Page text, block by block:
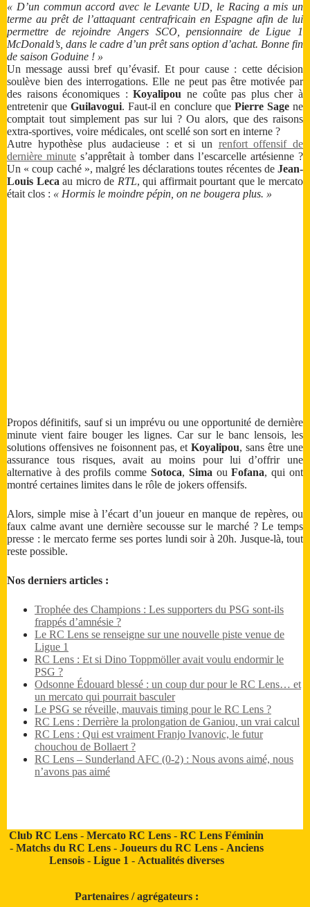
« D’un commun accord avec le Levante UD, le Racing a mis un
terme au prêt de l’attaquant centrafricain en Espagne afin de lui
permettre de rejoindre Angers SCO, pensionnaire de Ligue 1
McDonald’s, dans le cadre d’un prêt sans option d’achat. Bonne fin
de saison Goduine ! »
Un message aussi bref qu’évasif. Et pour cause : cette décision
soulève bien des interrogations. Elle ne peut pas être motivée par
des raisons économiques :Koyalipou ne coûte pas plus cher à
entretenir queGuilavogui. Faut-il en conclure que Pierre Sagene
comptait tout simplement pas sur lui ? Ou alors, que des raisons
extra-sportives, voire médicales, ont scellé son sort en interne ?
Autre hypothèse plus audacieuse : et si un renfort offensif de
dernière minute s’apprêtait à tomber dans l’escarcelle artésienne ?
Un « coup caché », malgré les déclarations toutes récentes de Jean-
Louis Leca au micro de RTL, qui affirmait pourtant que le mercato
était clos : « Hormis le moindre pépin, on ne bougera plus. »
Propos définitifs, sauf si un imprévu ou une opportunité de dernière
minute vient faire bouger les lignes. Car sur le banc lensois, les
solutions offensives ne foisonnent pas, etKoyalipou, sans être une
assurance tous risques, avait au moins pour lui d’offrir une
alternative à des profils comme Sotoca, Sima ouFofana, qui ont
montré certaines limites dans le rôle de jokers offensifs.
Alors, simple mise à l’écart d’un joueur en manque de repères, ou
faux calme avant une dernière secousse sur le marché ? Le temps
presse : le mercato ferme ses portes lundi soir à 20h. Jusque-là, tout
reste possible.
Nos derniers articles :
Trophée des Champions : Les supporters du PSG sont-ils
frappés d’amnésie ?
Le RC Lens se renseigne sur une nouvelle piste venue de
Ligue 1
RC Lens : Et si Dino Toppmöller avait voulu endormir le
PSG ?
Odsonne Édouard blessé : un coup dur pour le RC Lens… et
un mercato qui pourrait basculer
Le PSG se réveille, mauvais timing pour le RC Lens ?
RC Lens : Derrière la prolongation de Ganiou, un vrai calcul
RC Lens : Qui est vraiment Franjo Ivanovic, le futur
chouchou de Bollaert ?
RC Lens – Sunderland AFC (0-2) : Nous avons aimé, nous
n’avons pas aimé
Club RC Lens -Mercato RC Lens -RC Lens Féminin
- Matchs du RC Lens- Joueurs du RC Lens- Anciens
Lensois- Ligue 1 - Actualités diverses
Partenaires / agrégateurs :